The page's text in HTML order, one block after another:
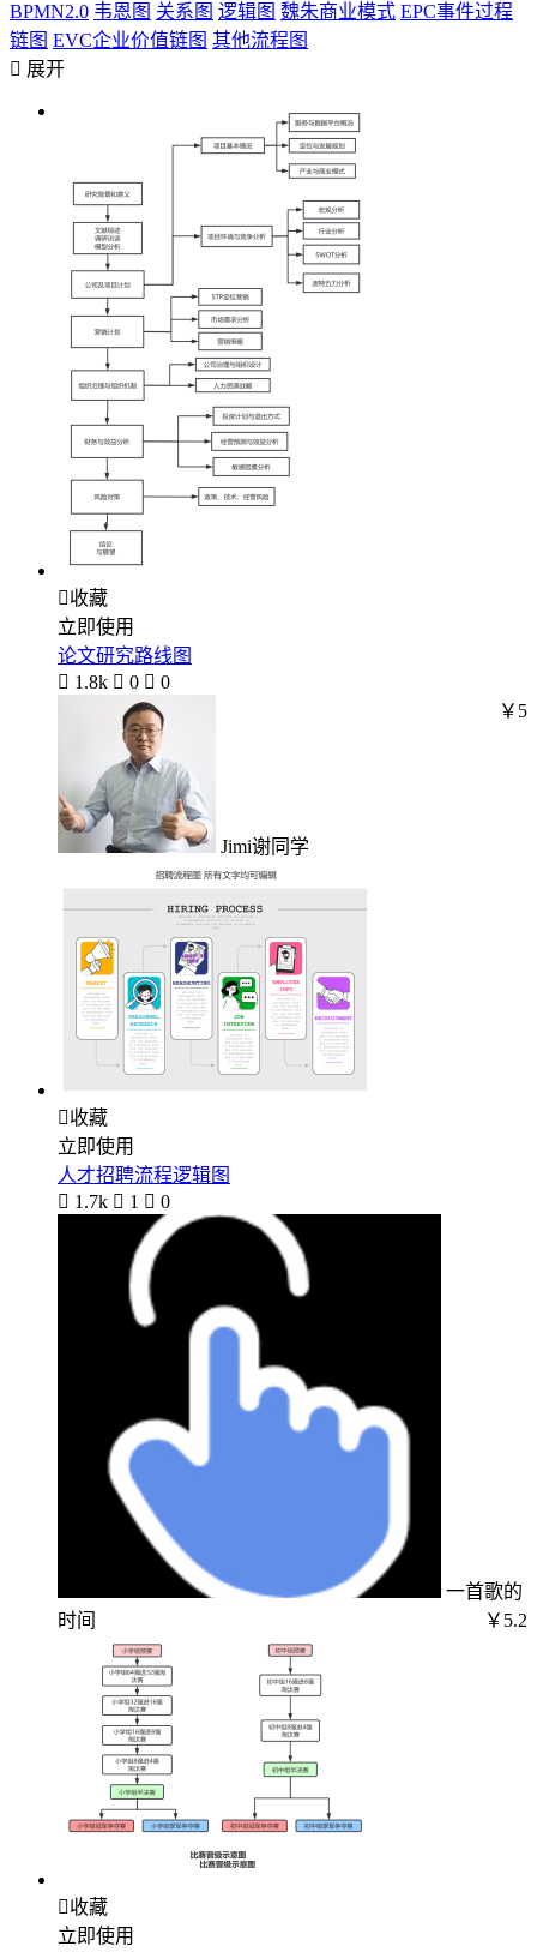
BPMN2.0 韦恩图 关系图 逻辑图 魏朱商业模式 EPC事件过程
链图 EVC企业价值链图 其他流程图
 展开
收藏
立即使用
论文研究路线图
 1.8k  0  0
Jimi谢同学
￥5
收藏
立即使用
人才招聘流程逻辑图
 1.7k  1  0
一首歌的
时间
￥5.2
收藏
立即使用